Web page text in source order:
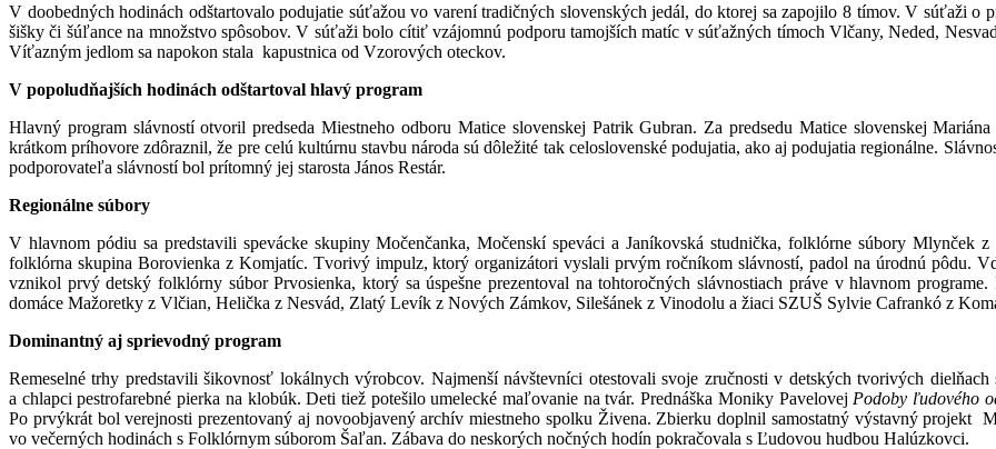
V doobedných hodinách odštartovalo podujatie súťažou vo varení tradičných slovenských jedál, do ktorej sa zapojilo 8 tímov. V súťaži o
šišky či šúľance na množstvo spôsobov. V súťaži bolo cítiť vzájomnú podporu tamojších matíc v súťažných tímoch Vlčany, Neded,
Víťazným jedlom sa napokon stala kapustnica od Vzorových oteckov.
V popoludňajších hodinách odštartoval hlavý program
Hlavný program slávností otvoril predseda Miestneho odboru Matice slovenskej Patrik Gubran. Za predsedu Matice slovenskej
krátkom príhovore zdôraznil, že pre celú kultúrnu stavbu národa sú dôležité tak celoslovenské podujatia, ako aj podujatia regionálne.
podporovateľa slávností bol prítomný jej starosta János Restár.
Regionálne súbory
V hlavnom pódiu sa predstavili spevácke skupiny Močenčanka, Močenskí speváci a Janíkovská studnička, folklórne súbory Mlynček
folklórna skupina Borovienka z Komjatíc. Tvorivý impulz, ktorý organizátori vyslali prvým ročníkom slávností, padol na úrodnú pôdu.
vznikol prvý detský folklórny súbor Prvosienka, ktorý sa úspešne prezentoval na tohtoročných slávnostiach práve v hlavnom
domáce Mažoretky z Vlčian, Helička z Nesvád, Zlatý Levík z Nových Zámkov, Silešánek z Vinodolu a žiaci SZUŠ Sylvie Cafrankó z
Dominantný aj sprievodný program
Remeselné trhy predstavili šikovnosť lokálnych výrobcov. Najmenší návštevníci otestovali svoje zručnosti v detských tvorivých
a chlapci pestrofarebné pierka na klobúk. Deti tiež potešilo umelecké maľovanie na tvár. Prednáška Moniky Pavelovej Podoby ľudového
Po prvýkrát bol verejnosti prezentovaný aj novoobjavený archív miestneho spolku Živena. Zbierku doplnil samostatný výstavný
vo večerných hodinách s Folklórnym súborom Šaľan. Zábava do neskorých nočných hodín pokračovala s Ľudovou hudbou Halúzkovci.